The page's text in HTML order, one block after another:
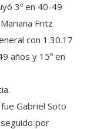
3º en 40-49
Fritz
con 1.30.17
años y 15º en
Gabriel Soto
por